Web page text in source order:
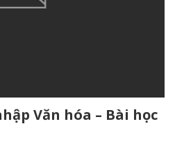
Văn hóa – Bài học